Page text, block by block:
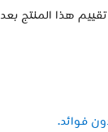
هذا المنتج بعد
فوائد.